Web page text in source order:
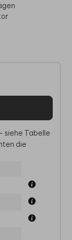
siehe Tabelle
die